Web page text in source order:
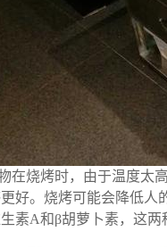
在烧烤时，由于温度太
好。 烧烤可能会降低人
素A和β胡萝卜素，这两